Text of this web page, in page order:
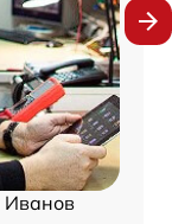
Иванов